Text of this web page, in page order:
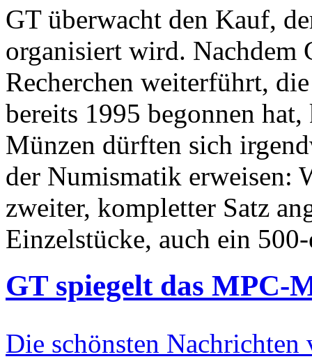
GT überwacht den Kauf,
organisiert wird. Nachdem
Recherchen weiterführt,
bereits 1995 begonnen
Münzen dürften sich
der Numismatik erweisen:
zweiter, kompletter Satz
Einzelstücke, auch ein
GT spiegelt das MPC-
Die schönsten Nachrichten